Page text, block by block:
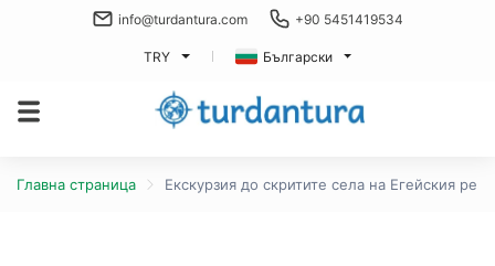
info@turdantura.com +90 5451419534
TRY Български
Главна страница Екскурзия до скритите села на Егейския